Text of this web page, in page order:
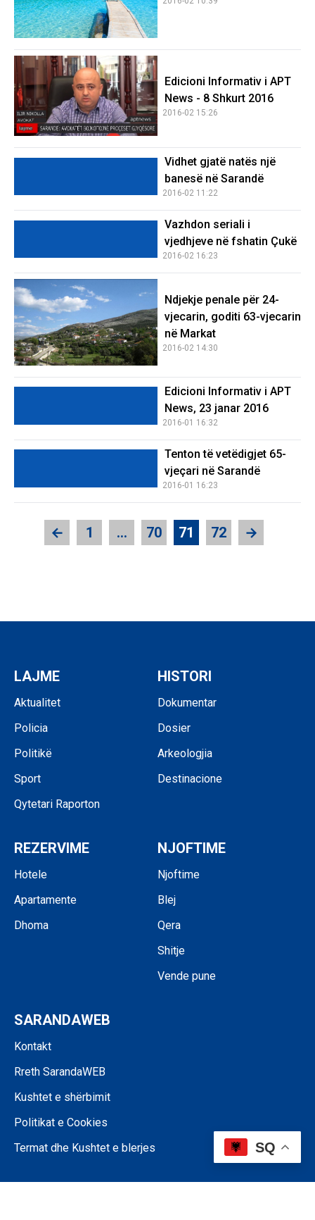
Edicioni Informativ i APT
News - 8 Shkurt 2016
2016-02 15:26
Vidhet gjatë natës një
banesë në Sarandë
2016-02 11:22
Vazhdon seriali i
vjedhjeve në fshatin Çukë
2016-02 16:23
Ndjekje penale për 24-
vjecarin, goditi 63-vjecarin
në Markat
2016-02 14:30
Edicioni Informativ i APT
News, 23 janar 2016
2016-01 16:32
Tenton të vetëdigjet 65-
vjeçari në Sarandë
2016-01 16:23
← 1 … 70 71 72 →
LAJME
Aktualitet
Policia
Politikë
Sport
Qytetari Raporton
HISTORI
Dokumentar
Dosier
Arkeologjia
Destinacione
REZERVIME
Hotele
Apartamente
Dhoma
NJOFTIME
Njoftime
Blej
Qera
Shitje
Vende pune
SARANDAWEB
Kontakt
Rreth SarandaWEB
Kushtet e shërbimit
Politikat e Cookies
Termat dhe Kushtet e blerjes
SQ